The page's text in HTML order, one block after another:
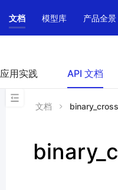
文档 模型库 产品全景
应用实践 API 文档
文档